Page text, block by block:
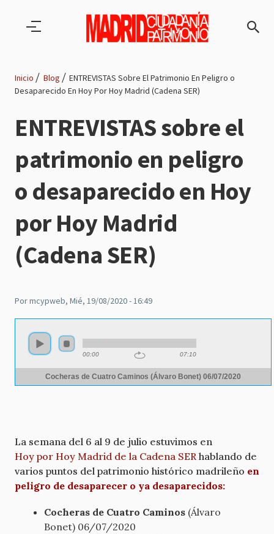
de
navegación
Inicio Blog
ENTREVISTAS Sobre El Patrimonio En Peligro o
Desaparecido En Hoy Por Hoy Madrid (Cadena SER)
ENTREVISTAS sobre el
patrimonio en peligro
o desaparecido en Hoy
por Hoy Madrid
(Cadena SER)
Pormcypweb, Mié, 19/08/2020 - 16:49
00:00 07:10
Cocheras de Cuatro Caminos (Álvaro Bonet) 06/07/2020
La semana del 6 al 9 de julio estuvimos en
Hoy por Hoy Madrid de la Cadena SER hablando de
varios puntos del patrimonio histórico madrileño en
peligro de desaparecer o ya desaparecidos:
Cocheras de Cuatro Caminos (Álvaro
Bonet) 06/07/2020